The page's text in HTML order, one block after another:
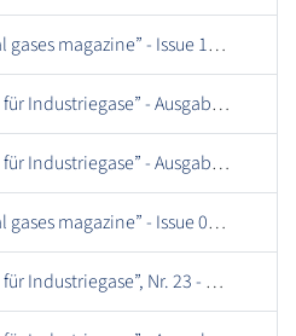
Gases for Life „The industrial gases magazine” - Issue 16, September 2015 .pdf
Gases for Life „Das Magazin für Industriegase” - Ausgabe 21, Mai 2017.pdf
Gases for Life „Das Magazin für Industriegase” - Ausgabe 12, Mai 2014.pdf
Gases for Life „The industrial gases magazine” - Issue 01, March 2011 .pdf
Gases for Life „Das Magazin für Industriegase”, Nr. 23 - Dezember 2017.pdf